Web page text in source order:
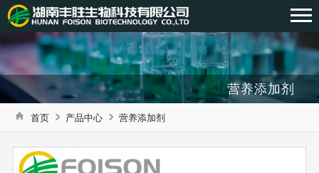
营养添加剂
首页 产品中心 营养添加剂